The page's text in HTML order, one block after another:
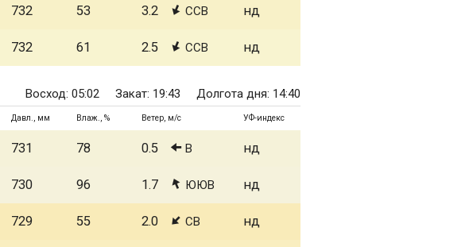
732 53 3.2 ССВ нд
732 61 2.5 ССВ нд
Восход: 05:02 Закат: 19:43 Долгота дня: 14:40
Давл., мм Влаж., % Ветер, м/с УФ-индекс
731 78 0.5 В нд
730 96 1.7 ЮЮВ нд
729 55 2.0 СВ нд